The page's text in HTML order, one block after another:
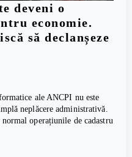
deveni o
economie.
să declanșeze
ale ANCPI nu este
neplăcere administrativă.
operațiunile de cadastru